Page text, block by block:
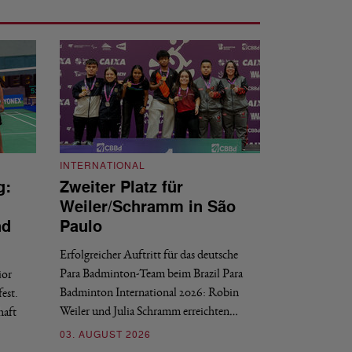
INTERNATIONAL
Zweiter Platz für
Weiler/Schramm in São
Paulo
Erfolgreicher Auftritt für das deutsche
Para Badminton-Team beim Brazil Para
Badminton International 2026: Robin
Weiler und Julia Schramm erreichten…
03. AUGUST 2026